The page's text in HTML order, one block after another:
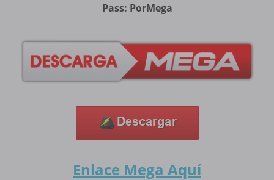
Pass: PorMega
Enlace Mega Aquí